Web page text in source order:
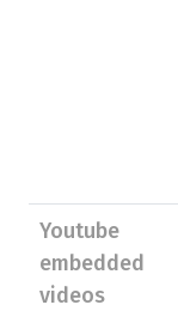
Youtube
embedded
videos